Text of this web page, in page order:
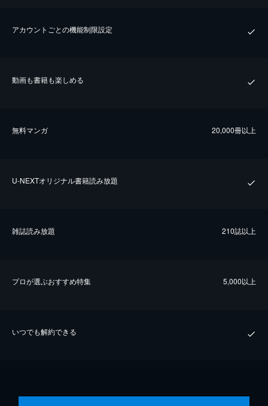
アカウントごとの機能制限設定
動画も書籍も楽しめる
無料マンガ 20,000冊以上
U-NEXTオリジナル書籍読み放題
雑誌読み放題 210誌以上
プロが選ぶおすすめ特集 5,000以上
いつでも解約できる